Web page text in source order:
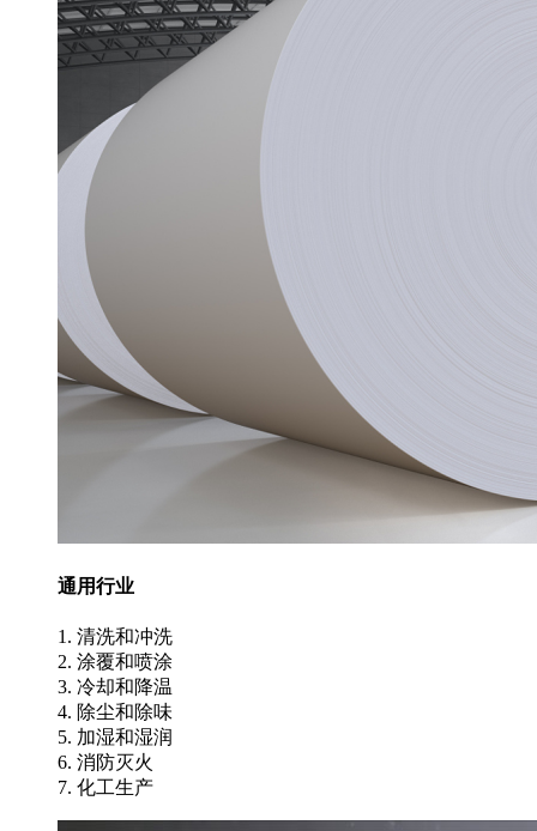
通用行业
1. 清洗和冲洗
2. 涂覆和喷涂
3. 冷却和降温
4. 除尘和除味
5. 加湿和湿润
6. 消防灭火
7. 化工生产